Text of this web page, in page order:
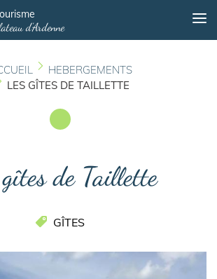
au
contenu
d'Ardenne
HEBERGEMENTS
LES GÎTES DE TAILLETTE
de Taillette
GÎTES
des cookies